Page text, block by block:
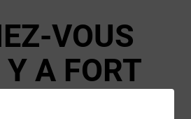
VOUS
A FORT